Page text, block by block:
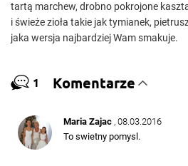
tartą marchew, drobno pokrojone
i świeże zioła takie jak tymianek,
jaka wersja najbardziej Wam smakuje.
1 Komentarze
Maria Zajac , 08.03.2016
To swietny pomysl.